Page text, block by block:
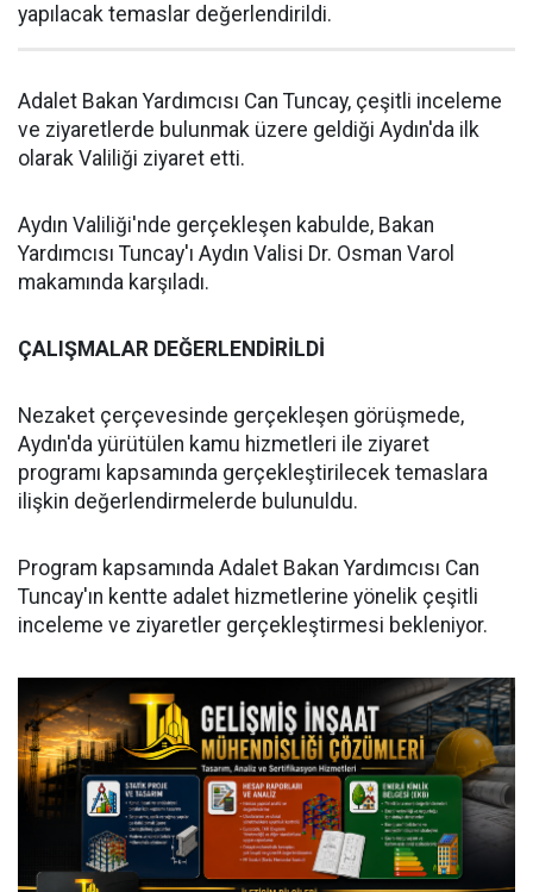
yapılacak temaslar değerlendirildi.
Adalet Bakan Yardımcısı Can Tuncay, çeşitli inceleme
ve ziyaretlerde bulunmak üzere geldiği Aydın'da ilk
olarak Valiliği ziyaret etti.
Aydın Valiliği'nde gerçekleşen kabulde, Bakan
Yardımcısı Tuncay'ı Aydın Valisi Dr. Osman Varol
makamında karşıladı.
ÇALIŞMALAR DEĞERLENDİRİLDİ
Nezaket çerçevesinde gerçekleşen görüşmede,
Aydın'da yürütülen kamu hizmetleri ile ziyaret
programı kapsamında gerçekleştirilecek temaslara
ilişkin değerlendirmelerde bulunuldu.
Program kapsamında Adalet Bakan Yardımcısı Can
Tuncay'ın kentte adalet hizmetlerine yönelik çeşitli
inceleme ve ziyaretler gerçekleştirmesi bekleniyor.